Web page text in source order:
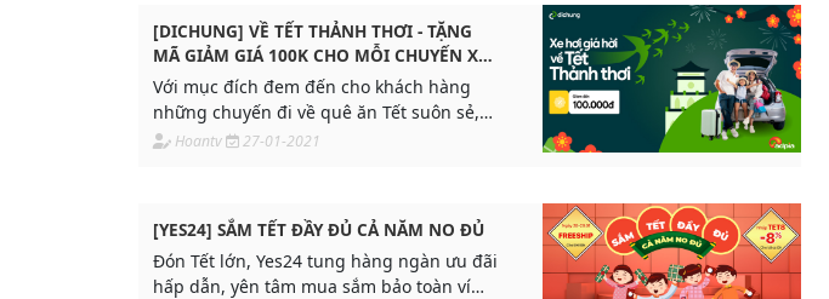
[DICHUNG] VỀ TẾT THẢNH THƠI - TẶNG
MÃ GIẢM GIÁ 100K CHO MỖI CHUYẾN XE
VỀ QUÊ
Với mục đích đem đến cho khách hàng
những chuyến đi về quê ăn Tết suôn sẻ,
tiết kiệm chi phí trong một không gian
Hoantv 27-01-2021
[YES24] SẮM TẾT ĐẦY ĐỦ CẢ NĂM NO ĐỦ
Đón Tết lớn, Yes24 tung hàng ngàn ưu đãi
hấp dẫn, yên tâm mua sắm bảo toàn ví